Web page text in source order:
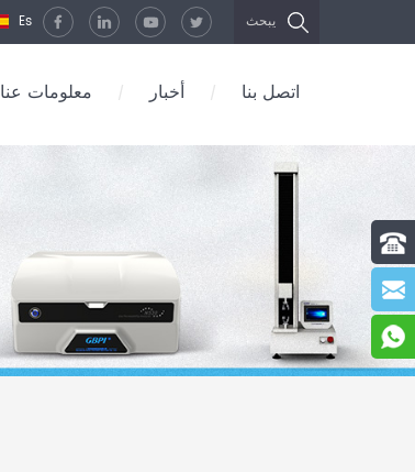
يبحث Es
معلومات عنا / أخبار / اتصل بنا